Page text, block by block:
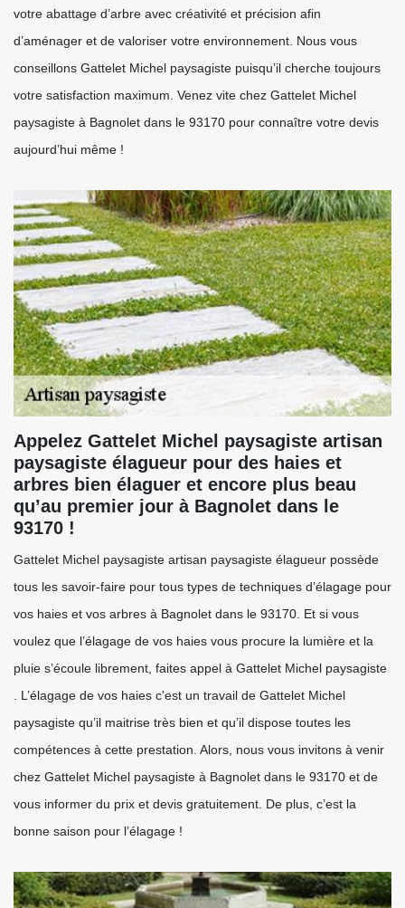
votre abattage d’arbre avec créativité et précision afin
d’aménager et de valoriser votre environnement. Nous vous
conseillons Gattelet Michel paysagiste puisqu’il cherche toujours
votre satisfaction maximum. Venez vite chez Gattelet Michel
paysagiste à Bagnolet dans le 93170 pour connaître votre devis
aujourd’hui même !
Appelez Gattelet Michel paysagiste artisan
paysagiste élagueur pour des haies et
arbres bien élaguer et encore plus beau
qu’au premier jour à Bagnolet dans le
93170 !
Gattelet Michel paysagiste artisan paysagiste élagueur possède
tous les savoir-faire pour tous types de techniques d’élagage pour
vos haies et vos arbres à Bagnolet dans le 93170. Et si vous
voulez que l’élagage de vos haies vous procure la lumière et la
pluie s’écoule librement, faites appel à Gattelet Michel paysagiste
. L’élagage de vos haies c'est un travail de Gattelet Michel
paysagiste qu’il maitrise très bien et qu’il dispose toutes les
compétences à cette prestation. Alors, nous vous invitons à venir
chez Gattelet Michel paysagiste à Bagnolet dans le 93170 et de
vous informer du prix et devis gratuitement. De plus, c’est la
bonne saison pour l’élagage !